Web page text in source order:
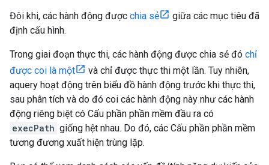
Đôi khi, các hành động được chia sẻ
giữa các mục tiêu đã
định cấu hình.
Trong giai đoạn thực thi, các hành động được chia sẻ đó chỉ
được coi là một
và chỉ được thực thi một lần. Tuy nhiên,
aquery hoạt động trên biểu đồ hành động trước khi thực thi,
sau phân tích và do đó coi các hành động này như các hành
động riêng biệt có Cấu phần phần mềm đầu ra có
execPath giống hệt nhau. Do đó, các Cấu phần phần mềm
tương đương xuất hiện trùng lặp.